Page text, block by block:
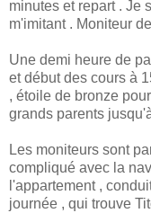
minutes et repart . Je
m'imitant . Moniteur
Une demi heure de
et début des cours à
, étoile de bronze
grands parents
Les moniteurs sont
compliqué avec la
l'appartement ,
journée , qui trouve